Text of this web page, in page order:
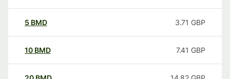
5 BMD 3.71 GBP
10 BMD 7.41 GBP